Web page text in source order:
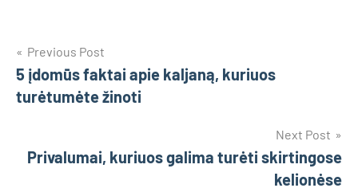
Navigacija
tarp
Previous Post
5 įdomūs faktai apie kaljaną, kuriuos
turėtumėte žinoti
Next Post
Privalumai, kuriuos galima turėti skirtingose
kelionėse